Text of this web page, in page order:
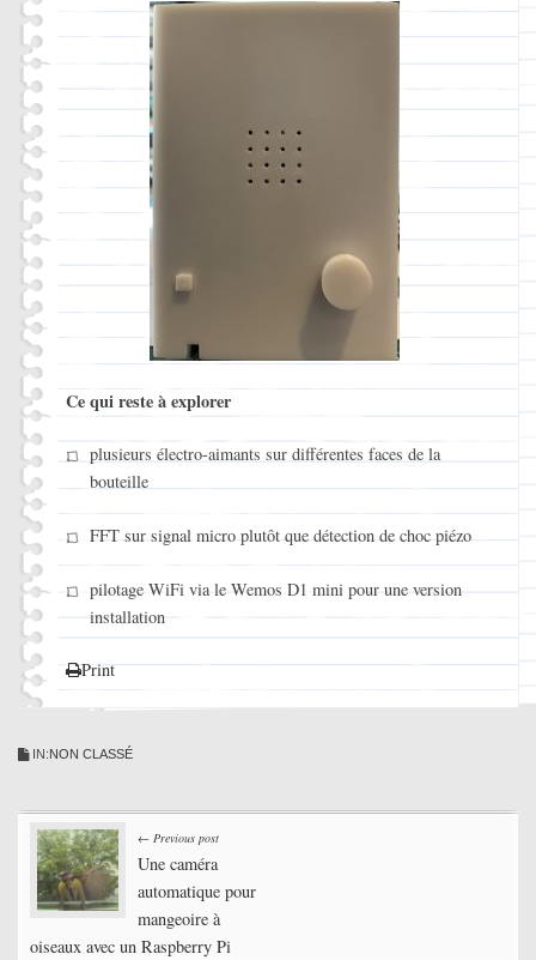
Ce qui reste à explorer
plusieurs électro-aimants sur différentes faces de la
bouteille
FFT sur signal micro plutôt que détection de choc piézo
pilotage WiFi via le Wemos D1 mini pour une version
installation
Print
IN:NON CLASSÉ
Post
navigation
← Previous post
Une caméra
automatique pour
mangeoire à
oiseaux avec un Raspberry Pi